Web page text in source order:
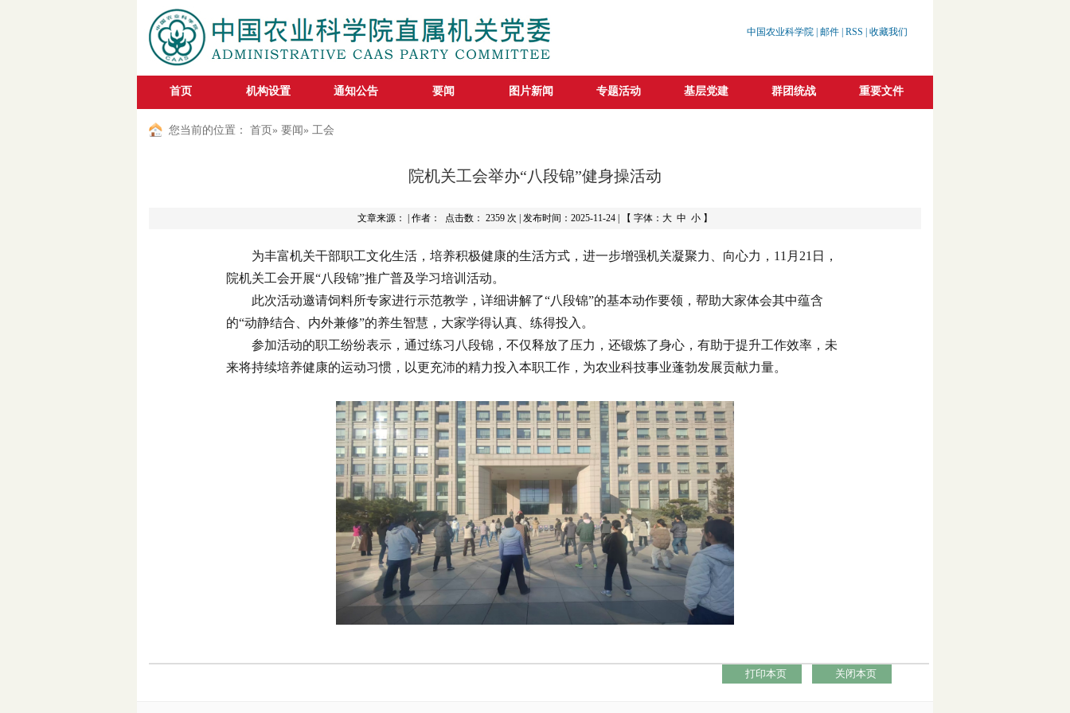
中国农业科学院 邮件 RSS 收藏我们
首页 机构设置 通知公告 要闻 图片新闻 专题活动 基层党建 群团统战 重要文件
您当前的位置： 首页 » 要闻 » 工会
院机关工会举办“八段锦”健身操活动
文章来源： | 作者： 点击数： 2359 次 | 发布时间：2025-11-24 | 【 字体： 大 中 小 】
为丰富机关干部职工文化生活，培养积极健康的生活方式，进一步增强机关凝聚力、向心力，11月21日，
院机关工会开展“八段锦”推广普及学习培训活动。
此次活动邀请饲料所专家进行示范教学，详细讲解了“八段锦”的基本动作要领，帮助大家体会其中蕴含
的“动静结合、内外兼修”的养生智慧，大家学得认真、练得投入。
参加活动的职工纷纷表示，通过练习八段锦，不仅释放了压力，还锻炼了身心，有助于提升工作效率，未
来将持续培养健康的运动习惯，以更充沛的精力投入本职工作，为农业科技事业蓬勃发展贡献力量。